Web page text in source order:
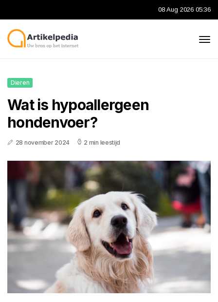
08 Aug 2026 05:36
Dieren
Wat is hypoallergeen
hondenvoer?
28 november 2024 2 min leestijd